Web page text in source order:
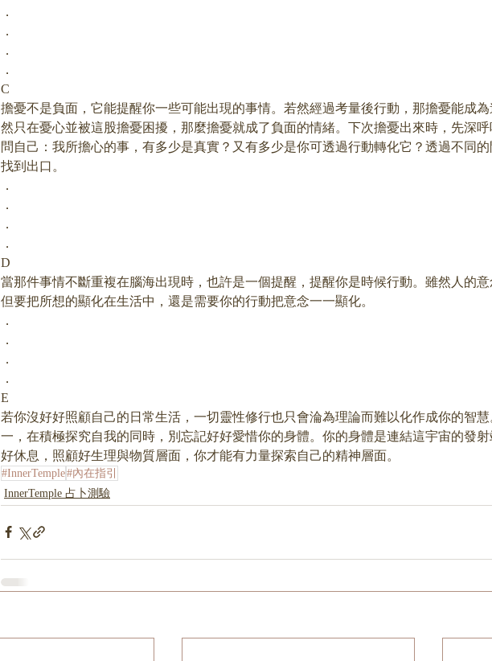
．
．
．
．
C
擔憂不是負面，它能提醒你一些可能出現的事情。若然經過考量後行動，那擔憂能成
然只在憂心並被這股擔憂困擾，那麼擔憂就成了負面的情緒。下次擔憂出來時，先深
問自己：我所擔心的事，有多少是真實？又有多少是你可透過行動轉化它？透過不同
找到出口。
．
．
．
．
D
當那件事情不斷重複在腦海出現時，也許是一個提醒，提醒你是時候行動。雖然人的意
但要把所想的顯化在生活中，還是需要你的行動把意念一一顯化。
．
．
．
．
E
若你沒好好照顧自己的日常生活，一切靈性修行也只會淪為理論而難以化作成你的智
一，在積極探究自我的同時，別忘記好好愛惜你的身體。你的身體是連結這宇宙的發
好休息，照顧好生理與物質層面，你才能有力量探索自己的精神層面。
#InnerTemple#內在指引
InnerTemple 占卜測驗